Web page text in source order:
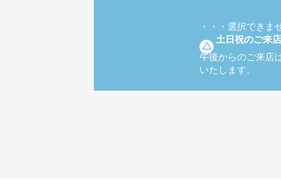
・・・ 選択できま
土日祝のご来
午後からのご来店
いたします。